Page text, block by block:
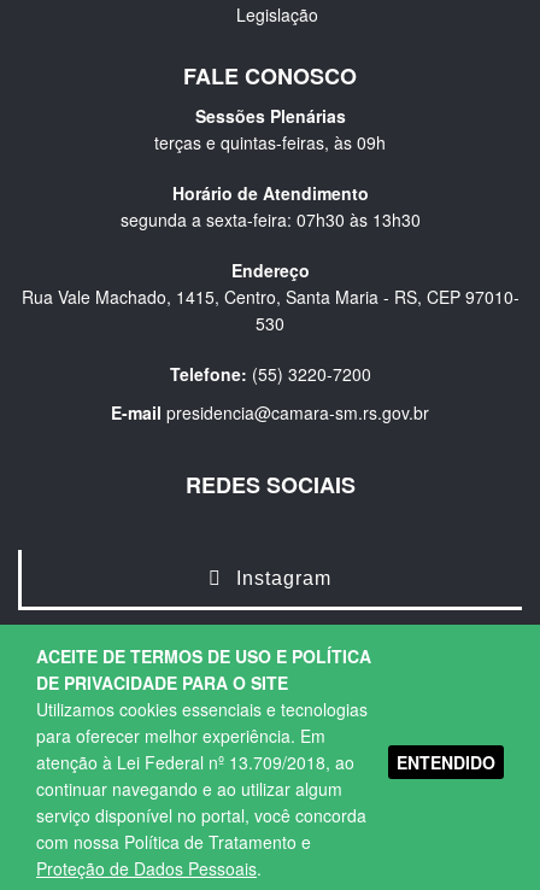
ACEITE DE TERMOS DE USO E POLÍTICA
DE PRIVACIDADE PARA O SITE
Utilizamos cookies essenciais e tecnologias
para oferecer melhor experiência. Em
atenção à Lei Federal nº 13.709/2018, ao
continuar navegando e ao utilizar algum
serviço disponível no portal, você concorda
com nossa Política de Tratamento e
Proteção de Dados Pessoais.
ENTENDIDO
Legislação
FALE CONOSCO
Sessões Plenárias
terças e quintas-feiras, às 09h
Horário de Atendimento
segunda a sexta-feira: 07h30 às 13h30
Endereço
Rua Vale Machado, 1415, Centro, Santa Maria - RS, CEP 97010-
530
Telefone: (55) 3220-7200
E-mail presidencia@camara-sm.rs.gov.br
REDES SOCIAIS
Instagram
Copyright © 2026. Todos os direitos Reservados.
Política de Privacidade |Termos de Uso